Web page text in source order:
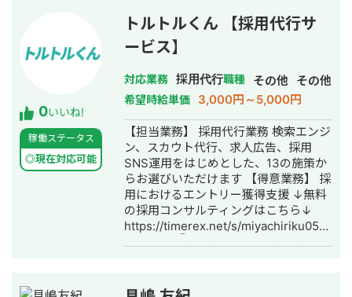
など、SEO全般の支援が可能です。
▼SEO実績 金融系サービスにて、SEO
メディアを新規立ち上げ、約400本の
数を月8万pvまで拡大。その後1年半の
支援で20万pvまで成長。 検索10位以内
のキーワード数は192語を記録 0→1フ
ェーズでのSEO基盤構築を一貫して支
援 その他、福祉・人材・教育・ライフ
スタイル系メディアでも運用支援実績
あり。 上流の戦略設計から、エンジニ
ア・ライターのディレクションが得意
です。 ▼WEB制作実績 ・専門商社、建
築会社、福祉系施設など実績5社 ▼自
社実績 ・「調布市 放課後デイ」
→SEO:3位 / MEO:1,2位 ・新規利用の
0いいね!
稼働ステータス
◎現在対応可能
トルトルくん 【採用代行サ
ービス】
対応業務 採用代行職種 その他 その他
希望時給単価 3,000円～5,000円
【担当業務】 採用代行業務 検索エンジ
ン、スカウト代行、求人広告、採用
SNS運用をはじめとした、13の施策か
らお選びいただけます 【得意業務】 採
用におけるエントリー獲得支援 ↓無料
の採用コンサルティングはこちら↓
https://timerex.net/s/
リューション 採用TikTok運用 └企画の